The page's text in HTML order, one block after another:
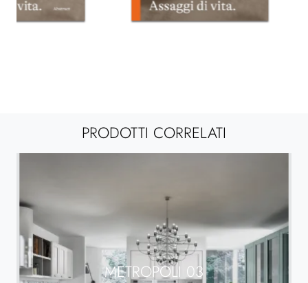
PRODOTTI CORRELATI
METROPOLI 03